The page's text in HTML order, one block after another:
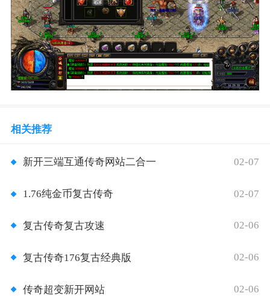
相关推荐
新开三端互通传奇网站二合一 02-07
1.76纯金币复古传奇 02-07
复古传奇复古攻速 02-06
复古传奇176复古经典版 02-06
传奇超变新开网站 02-06